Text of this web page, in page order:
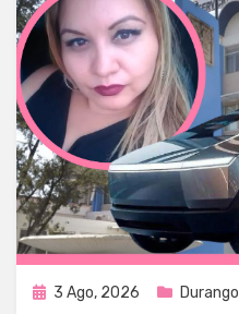
Publicada
3 Ago, 2026 Durango